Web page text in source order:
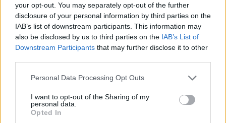
your opt-out. You may separately opt-out of the further
disclosure of your personal information by third parties on the
IAB’s list of downstream participants. This information may
also be disclosed by us to third parties on the IAB’s List of
Downstream Participants that may further disclose it to other
Please note that this website/app uses one or more Google
not limited to your visit or usage behaviour. You may click to
grant or deny consent to Google and its third-party tags to
use your data for below specified purposes in below Google
Personal Data Processing Opt Outs
I want to opt-out of the Sharing of my
personal data.
Opted In
Marijuana pagata in criptovalute: due
giovanissimi segnalati dalla Guardia di Finanza
marijuana online con criptovalute: indagini e perquisizioni svelano un kit
Beatrice Faggin · 10 Apr 2026